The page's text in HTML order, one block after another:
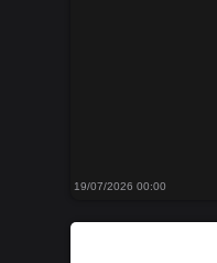
19/07/2026 00:00